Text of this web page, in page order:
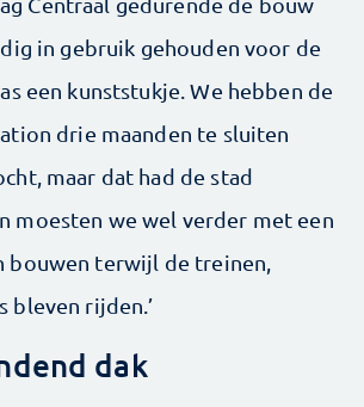
in gebruik gehouden voor de
een kunststukje. We hebben de
drie maanden te sluiten
maar dat had de stad
moesten we wel verder met een
bouwen terwijl de treinen,
bleven rijden.’
dak